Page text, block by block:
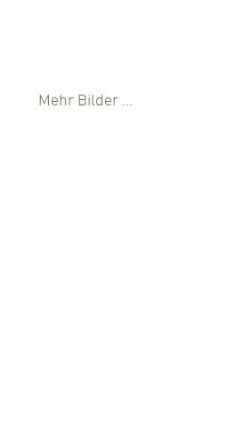
Mehr Bilder …